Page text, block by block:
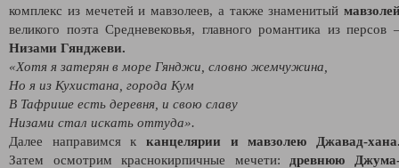
комплекс из мечетей и мавзолеев, а также знаменитый
великого поэта Средневековья, главного романтика из персов
Низами Гянджеви.
«Хотя я затерян в море Гянджи, словно жемчужина,
Но я из Кухистана, города Кум
В Тафрише есть деревня, и свою славу
Низами стал искать оттуда».
Далее направимся к канцелярии и мавзолею Джавад-
Затем осмотрим краснокирпичные мечети: древнюю